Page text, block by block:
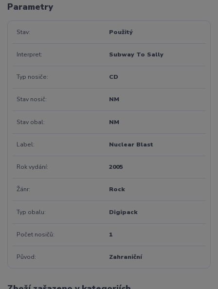
Parametry
Stav Použitý
Interpret Subway To Sally
Typ nosiče CD
Stav nosič NM
Stav obal NM
Label Nuclear Blast
Rok vydání 2005
Žánr Rock
Typ obalu Digipack
Počet nosičů 1
Původ Zahraniční